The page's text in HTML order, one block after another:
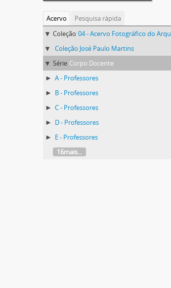
Acervo
Pesquisa rápida
Coleção 04 - Acervo Fotográfico do Arquivo Central Histórico da UFV
Coleção José Paulo Martins
Série Corpo Docente
A - Professores
B - Professores
C - Professores
D - Professores
E - Professores
16mais...